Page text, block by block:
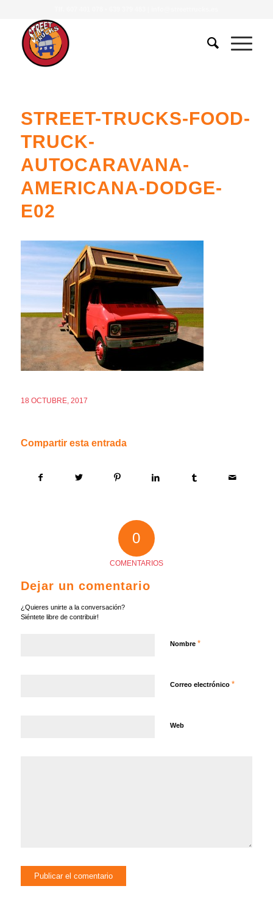
STREET-TRUCKS-FOOD-
TRUCK-
AUTOCARAVANA-
AMERICANA-DODGE-
E02
18 OCTUBRE, 2017
Compartir esta entrada
0
COMENTARIOS
Dejar un comentario
¿Quieres unirte a la conversación?
Siéntete libre de contribuir!
Nombre *
Correo electrónico *
Web